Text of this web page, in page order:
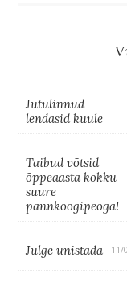
Jutulinnud
lendasid kuule
Taibud võtsid
õppeaasta kokku
suure
pannkoogipeoga!
Julge unistada 11/